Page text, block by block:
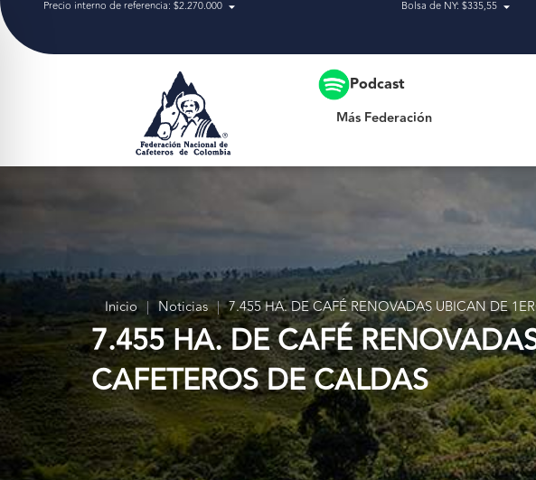
Precio interno de referencia: $2.270.000 Bolsa de NY: $335,55
Podcast
Más Federación
Inicio | Noticias | 7.455 HA. DE CAFÉ RENOVADAS UBICAN DE
7.455 HA. DE CAFÉ
CAFETEROS DE CALDAS